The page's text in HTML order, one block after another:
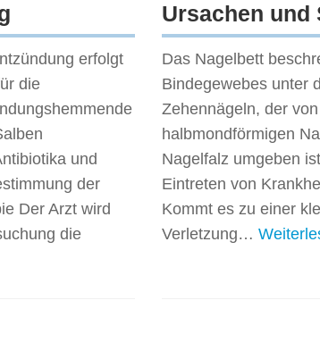
erfolgt
die
und
der
Der Arzt wird
die
Ursachen und
Das Nagelbett
Bindegewebes unter
Zehennägeln, der
halbmondförmigen
Nagelfalz umgeben
Eintreten von
Kommt es zu einer
Verletzung…